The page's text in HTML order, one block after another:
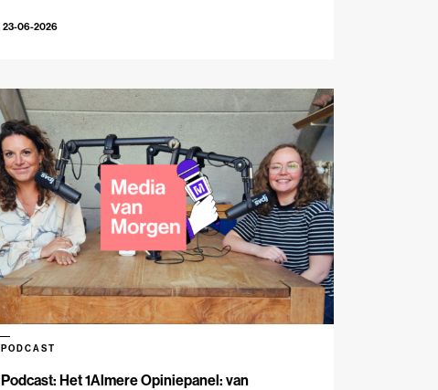
23-06-2026
Podcast: Het 1Almere Opiniepanel: van
PODCAST